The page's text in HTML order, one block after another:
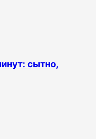
сытно,